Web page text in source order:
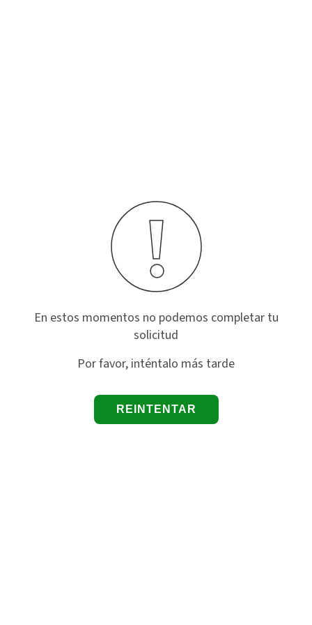
En estos momentos no podemos completar tu
solicitud
Por favor, inténtalo más tarde
REINTENTAR